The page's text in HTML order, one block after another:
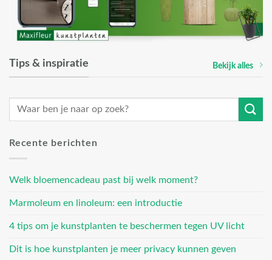
Tips & inspiratie Bekijk alles
Recente berichten
Welk bloemencadeau past bij welk moment?
Marmoleum en linoleum: een introductie
4 tips om je kunstplanten te beschermen tegen UV licht
Dit is hoe kunstplanten je meer privacy kunnen geven